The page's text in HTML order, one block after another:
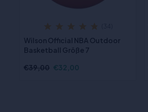
Wilson Official NBA Outdoor
Basketball Größe 7
€39,00 €32,00